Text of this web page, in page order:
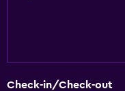
Check-in/Check-out